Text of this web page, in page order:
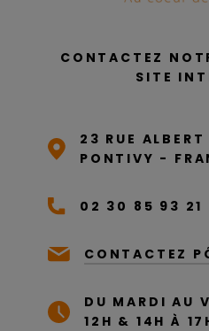
CONTACTEZ
SITE
23 RUE
PONTIVY -
02 30 85 93 21
CONTACTEZ
DU MARDI AU
12H & 14H À